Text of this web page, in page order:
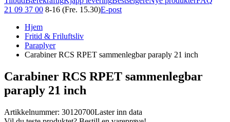
21 09 37 00 8-16 (Fre. 15.30)E-post
Hjem
Fritid & Friluftsliv
Paraplyer
Carabiner RCS RPET sammenlegbar paraply 21 inch
Carabiner RCS RPET sammenlegbar
paraply 21 inch
Artikkelnummer: 30120700Laster inn data